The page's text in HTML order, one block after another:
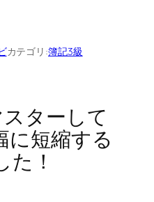
カテゴリ:簿記3級
ターして
に短縮する
た！